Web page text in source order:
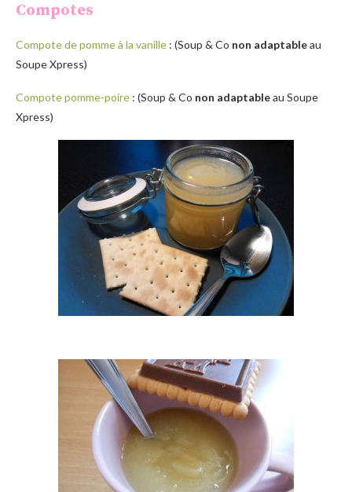
Compotes
Compote de pomme à la vanille : (Soup & Co non adaptableau
Soupe Xpress)
Compote pomme-poire : (Soup & Co non adaptableau Soupe
Xpress)